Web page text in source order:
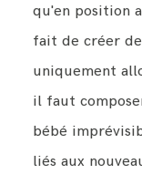
qu'en position
fait de créer
uniquement
il faut
bébé
liés aux